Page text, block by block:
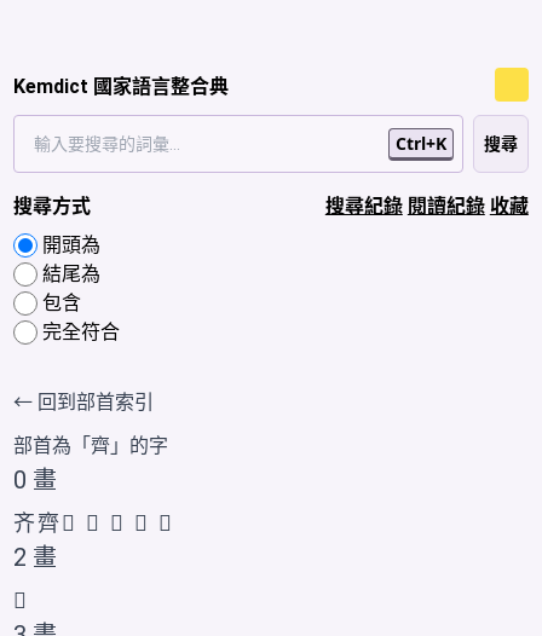
Kemdict 國家語言整合典
Ctrl+K
搜尋方式
開頭為
結尾為
包含
完全符合
搜尋紀錄 閱讀紀錄 收藏
← 回到部首索引
部首為「齊 」的字
0 畫
齐齊𪗄 𬹱 𮮺 𮮻 𮮼
2 畫
𪗅